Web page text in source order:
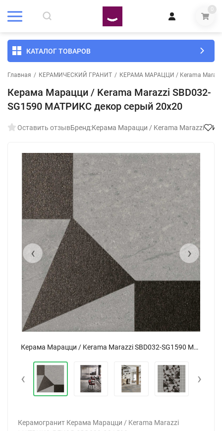
0
КАТАЛОГ ТОВАРОВ
Главная / КЕРАМИЧЕСКИЙ ГРАНИТ / КЕРАМА МАРАЦЦИ / Kerama
Керама Марацци / Kerama Marazzi SBD032-
SG1590 МАТРИКС декор серый 20x20
Оставить отзывБренд:Керама Марацци / Kerama Marazzi
Керама Марацци / Kerama Marazzi SBD032-SG1590 МАТРИКС декор серый 20x20
‹ ›
‹ ›
Керамогранит Керама Марацци / Kerama Marazzi